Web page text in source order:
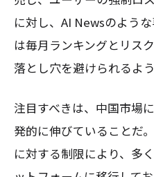
に対し、AI Newsのよう
は毎月ランキングとリス
落とし穴を避けられるよ
注目すべきは、中国市場
発的に伸びていることだ
に対する制限により、多